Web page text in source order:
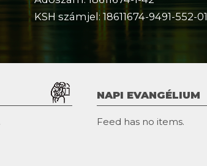
KSH számjel: 18611674-9491-552-01
NAPI EVANGÉLIUM
Feed has no items.